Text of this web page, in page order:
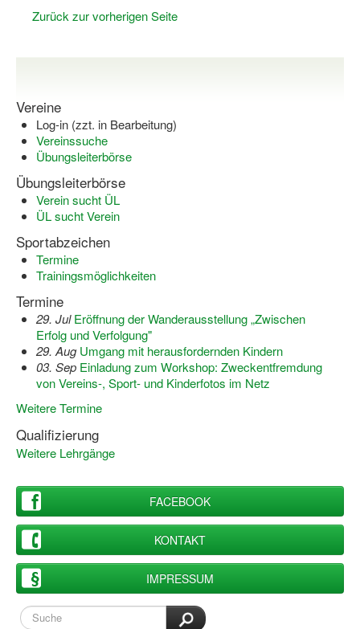
Bewegungskindergarten
SportartCheck
Sport im Ganztag
Sport vor Ort
Integration durch Sport
NRW bewegt seine KINDER!
Bewegt zu Hause
Bewegt ÄLTER werden in NRW!
Bewegt GESUND bleiben in NRW!
Aktionen zu "Bewegt Älter werden" / "Bewegt gesund
Bewegungsmodel
SSB-Sport
Seniorensport
Wassergymnastik / Aqua-Step
Reha-Sportangebote in NRW suchen
Zurück zur vorherigen Seite
Vereine
Log-in (zzt. in Bearbeitung)
Vereinssuche
Übungsleiterbörse
Übungsleiterbörse
Verein sucht ÜL
ÜL sucht Verein
Sportabzeichen
Termine
Trainingsmöglichkeiten
Termine
29. Jul Eröffnung der Wanderausstellung „Zwischen
Erfolg und Verfolgung"
29. Aug Umgang mit herausfordernden Kindern
03. Sep Einladung zum Workshop: Zweckentfremdung
von Vereins-, Sport- und Kinderfotos im Netz
Weitere Termine
Qualifizierung
Weitere Lehrgänge
FACEBOOK
KONTAKT
IMPRESSUM